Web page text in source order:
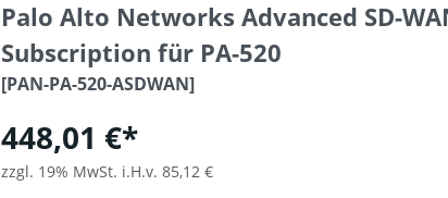
Palo Alto Networks Advanced SD-
Subscription für PA-520
[PAN-PA-520-ASDWAN]
448,01 €*
zzgl. 19% MwSt. i.H.v. 85,12 €